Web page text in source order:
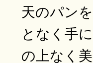
天のパン
となく手
の上なく